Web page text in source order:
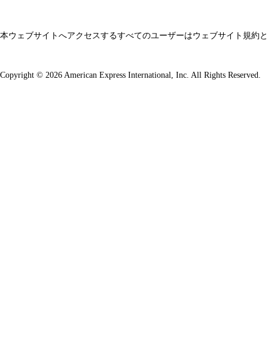
本ウェブサイトへアクセスするすべてのユーザーはウェブサイト規約
Copyright © 2026 American Express International, Inc. All Rights Reserved.